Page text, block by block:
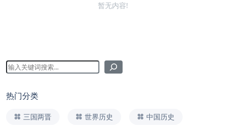
暂无内容!
热门分类
三国两晋 世界历史 中国历史